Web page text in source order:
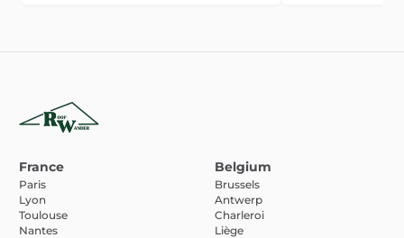
France
Paris
Lyon
Toulouse
Nantes
Belgium
Brussels
Antwerp
Charleroi
Liège